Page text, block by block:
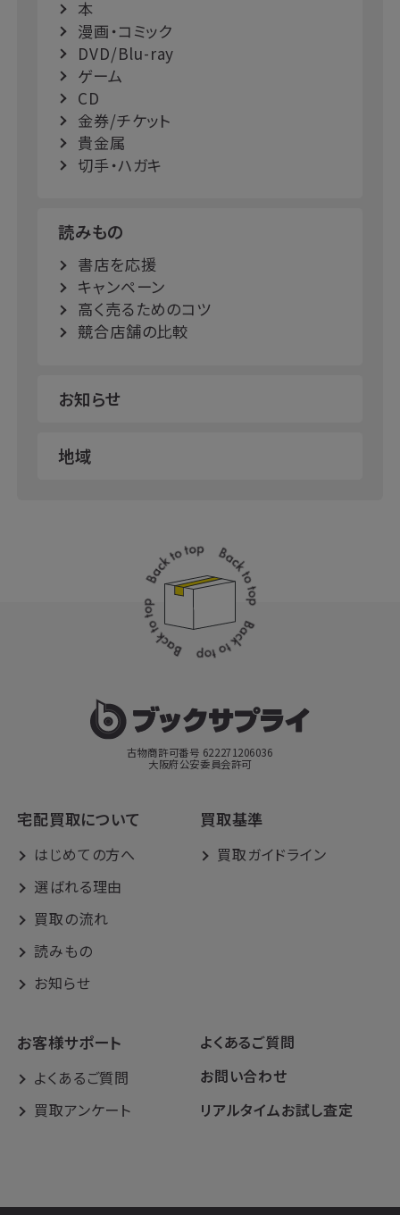
本
漫画・コミック
DVD/Blu-ray
ゲーム
CD
金券/チケット
貴金属
切手・ハガキ
読みもの
書店を応援
キャンペーン
高く売るためのコツ
競合店舗の比較
お知らせ
地域
古物商許可番号 622271206036
大阪府公安委員会許可
宅配買取について
はじめての方へ
選ばれる理由
買取の流れ
読みもの
お知らせ
買取基準
買取ガイドライン
お客様サポート
よくあるご質問
買取アンケート
よくあるご質問
お問い合わせ
リアルタイムお試し査定